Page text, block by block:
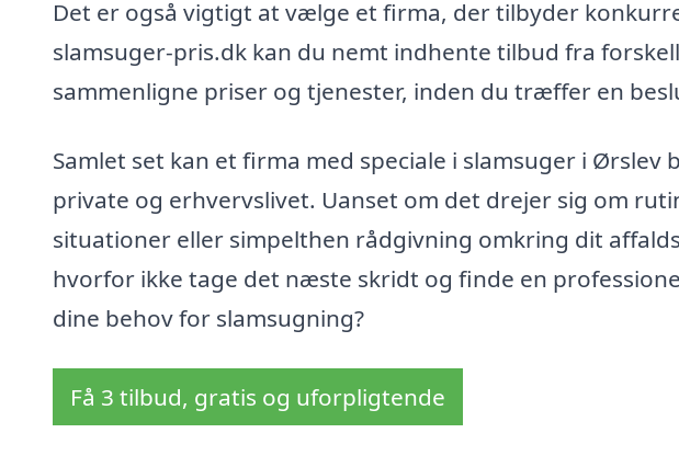
Det er også vigtigt at vælge et firma, der tilbyder
slamsuger-pris.dk kan du nemt indhente tilbud fra
sammenligne priser og tjenester, inden du træffer en
Samlet set kan et firma med speciale i slamsuger i
private og erhvervslivet. Uanset om det drejer sig om
situationer eller simpelthen rådgivning omkring dit
hvorfor ikke tage det næste skridt og finde en
dine behov for slamsugning?
Få 3 tilbud, gratis og uforpligtende